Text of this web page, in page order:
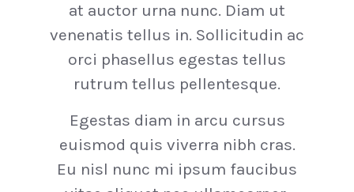
at auctor urna nunc. Diam ut
venenatis tellus in. Sollicitudin ac
orci phasellus egestas tellus
rutrum tellus pellentesque.
Egestas diam in arcu cursus
euismod quis viverra nibh cras.
Eu nisl nunc mi ipsum faucibus